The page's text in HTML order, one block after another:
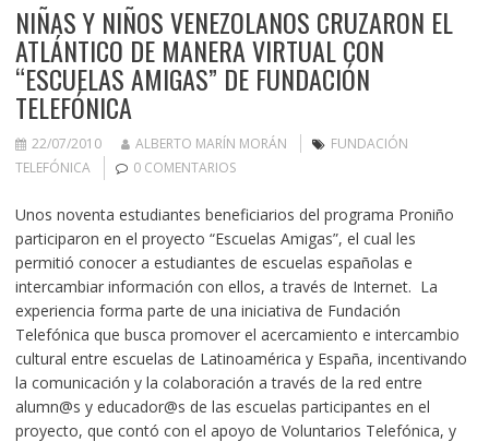
NIÑAS Y NIÑOS VENEZOLANOS CRUZARON EL
ATLÁNTICO DE MANERA VIRTUAL CON
“ESCUELAS AMIGAS” DE FUNDACIÓN
TELEFÓNICA
22/07/2010 ALBERTO MARÍN MORÁN
FUNDACIÓN
TELEFÓNICA
0 COMENTARIOS
Unos noventa estudiantes beneficiarios del programa Proniño
participaron en el proyecto “Escuelas Amigas”, el cual les
permitió conocer a estudiantes de escuelas españolas e
intercambiar información con ellos, a través de Internet. La
experiencia forma parte de una iniciativa de Fundación
Telefónica que busca promover el acercamiento e intercambio
cultural entre escuelas de Latinoamérica y España, incentivando
la comunicación y la colaboración a través de la red entre
alumn@s y educador@s de las escuelas participantes en el
proyecto, que contó con el apoyo de Voluntarios Telefónica, y